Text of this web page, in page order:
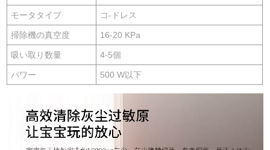
モータタイプ コ-ドレス
掃除機の真空度 16-20 KPa
吸い取り数量 4-5個
パワー 500 W以下